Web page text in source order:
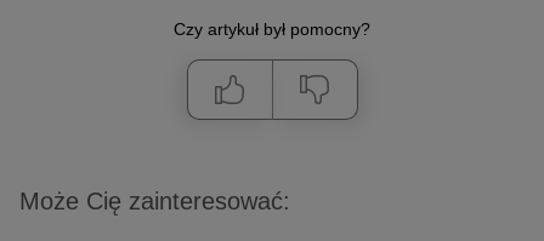
Czy artykuł był pomocny?
Może Cię zainteresować: